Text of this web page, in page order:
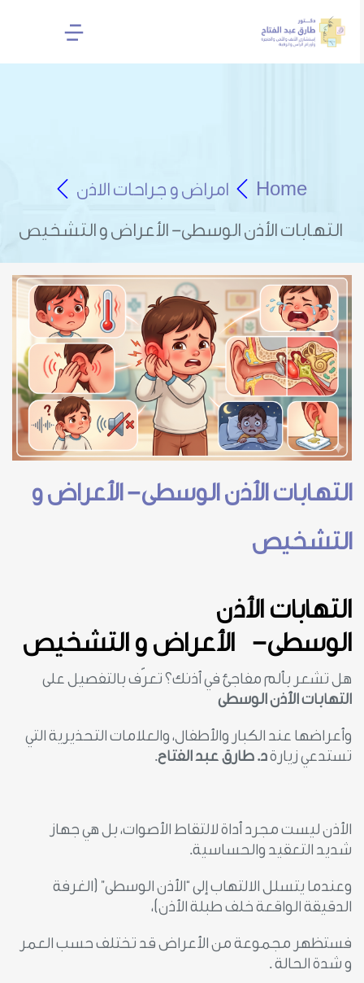
Home
امراض و جراحات الاذن
التهابات الأذن الوسطى- الأعراض و التشخيص
التهابات الأذن الوسطى- الأعراض و
التشخيص
التهابات الأذن
الوسطى-
الأعراض و التشخيص
هل تشعر بألم مفاجئ في أذنك؟ تعرّف بالتفصيل على
التهابات الأذن الوسطى
وأعراضها عند الكبار والأطفال، والعلامات التحذيرية التي
تستدعي زيارةد.طارق عبد الفتاح.
الأذن ليست مجرد أداة لالتقاط الأصوات، بل هي جهاز
شديد التعقيد والحساسية.
وعندما يتسلل الالتهاب إلى “الأذن الوسطى” (الغرفة
الدقيقة الواقعة خلف طبلة الأذن)،
فستظهر مجموعة من الأعراض قد تختلف حسب العمر
و شدة الحالة .